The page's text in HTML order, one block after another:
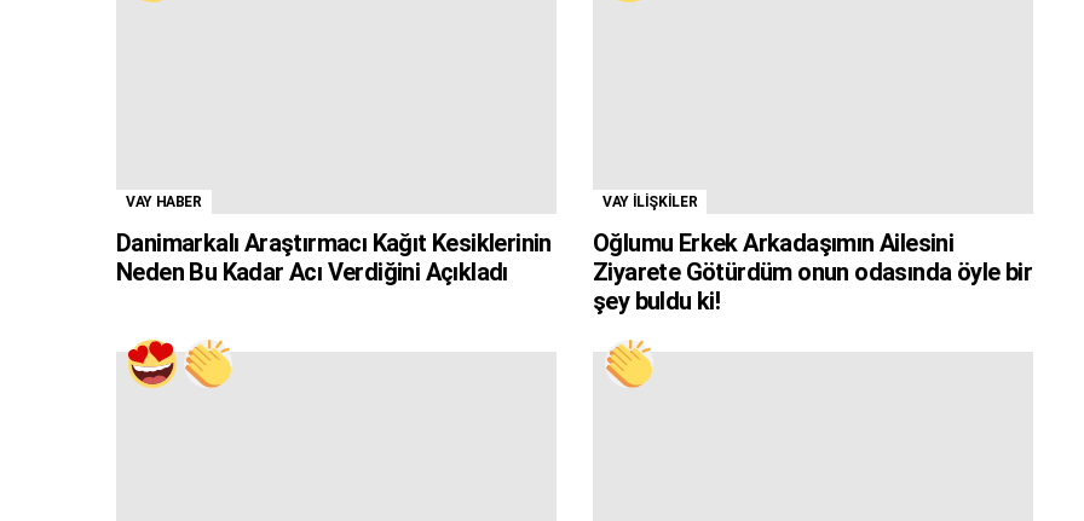
VAY HABER
Danimarkalı Araştırmacı Kağıt Kesiklerinin
Neden Bu Kadar Acı Verdiğini Açıkladı
VAY İLİŞKİLER
Oğlumu Erkek Arkadaşımın Ailesini
Ziyarete Götürdüm onun odasında öyle bir
şey buldu ki!